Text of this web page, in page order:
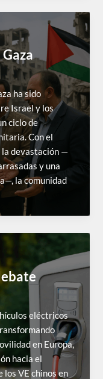
ha sido
Israel y los
ciclo de
Con el
la devastación —
y una
la comunidad
eléctricos
en Europa,
hacia el
VE chinos en